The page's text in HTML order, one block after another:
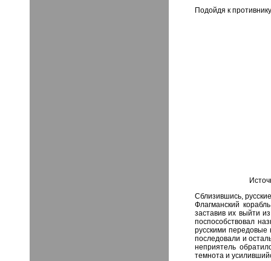
Подойдя к
Сблизившись,
Флагманский
заставив их выйти
поспособствовал
русскими передовые
последовали и
неприятель
темнота и